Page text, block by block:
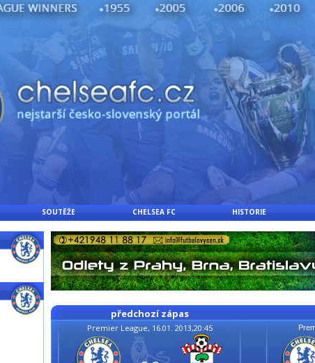
SOUTĚŽE CHELSEA FC HISTORIE
předchozí zápas
Premier League, 16.01. 2013,20:45